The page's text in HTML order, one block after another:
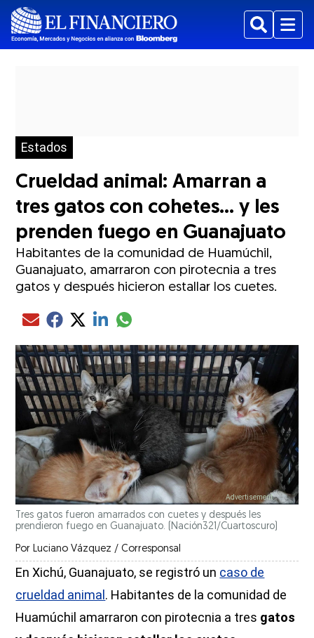
BuscarMenu
Estados
Crueldad animal: Amarran a
tres gatos con cohetes... y les
prenden fuego en Guanajuato
Habitantes de la comunidad de Huamúchil,
Guanajuato, amarraron con pirotecnia a tres
gatos y después hicieron estallar los cuetes.
Compartir el artículo actual mediante Email
Compartir el artículo actual mediante Facebook
Compartir el artículo actual mediante Twitter
Compartir el artículo actual mediante LinkedIn
Compartir el artículo actual mediante
Tres gatos fueron amarrados con cuetes y después les
prendieron fuego en Guanajuato.
(Nación321/Cuartoscuro)
Por Luciano Vázquez / Corresponsal
En Xichú, Guanajuato, se registró un caso de
crueldad animal. Habitantes de la comunidad de
Huamúchil amarraron con pirotecnia a tres gatos